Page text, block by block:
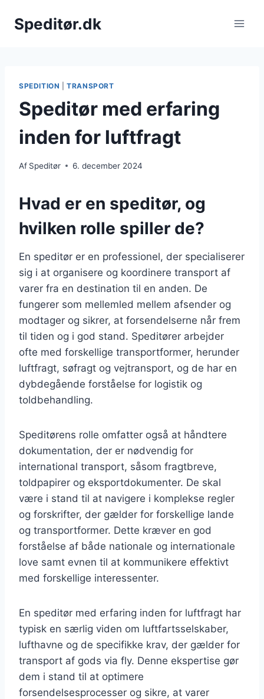
Speditør.dk
SPEDITION |TRANSPORT
Speditør med erfaring
inden for luftfragt
Af Speditør 6. december 2024
Hvad er en speditør, og
hvilken rolle spiller de?
En speditør er en professionel, der specialiserer
sig i at organisere og koordinere transport af
varer fra en destination til en anden. De
fungerer som mellemled mellem afsender og
modtager og sikrer, at forsendelserne når frem
til tiden og i god stand. Speditører arbejder
ofte med forskellige transportformer, herunder
luftfragt, søfragt og vejtransport, og de har en
dybdegående forståelse for logistik og
toldbehandling.
Speditørens rolle omfatter også at håndtere
dokumentation, der er nødvendig for
international transport, såsom fragtbreve,
toldpapirer og eksportdokumenter. De skal
være i stand til at navigere i komplekse regler
og forskrifter, der gælder for forskellige lande
og transportformer. Dette kræver en god
forståelse af både nationale og internationale
love samt evnen til at kommunikere effektivt
med forskellige interessenter.
En speditør med erfaring inden for luftfragt har
typisk en særlig viden om luftfartsselskaber,
lufthavne og de specifikke krav, der gælder for
transport af gods via fly. Denne ekspertise gør
dem i stand til at optimere
forsendelsesprocesser og sikre, at varer